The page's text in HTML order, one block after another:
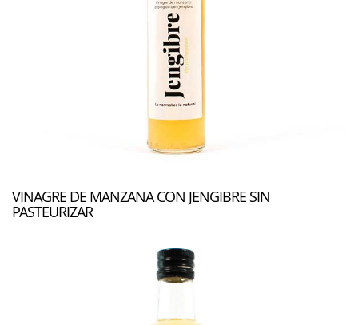
VINAGRE DE MANZANA CON JENGIBRE SIN
PASTEURIZAR